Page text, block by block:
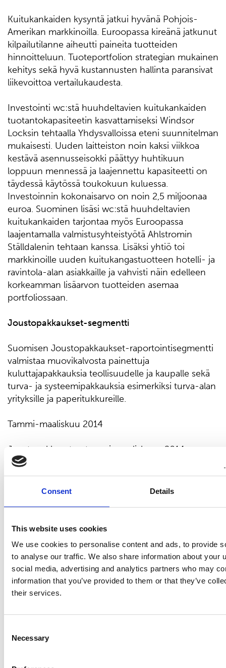
Consent Details
This website uses cookies
We use cookies to personalise content and ads, to provide
to analyse our traffic. We also share information about your
social media, advertising and analytics partners who may
information that you’ve provided to them or that they’ve
their services.
Selection
Necessary
Kuitukankaiden kysyntä jatkui hyvänä Pohjois-
Amerikan markkinoilla. Euroopassa kireänä jatkunut
kilpailutilanne aiheutti paineita tuotteiden
hinnoitteluun. Tuoteportfolion strategian mukainen
kehitys sekä hyvä kustannusten hallinta paransivat
liikevoittoa vertailukaudesta.
Investointi wc:stä huuhdeltavien kuitukankaiden
tuotantokapasiteetin kasvattamiseksi Windsor
Locksin tehtaalla Yhdysvalloissa eteni suunnitelman
mukaisesti. Uuden laitteiston noin kaksi viikkoa
kestävä asennusseisokki päättyy huhtikuun
loppuun mennessä ja laajennettu kapasiteetti on
täydessä käytössä toukokuun kuluessa.
Investoinnin kokonaisarvo on noin 2,5 miljoonaa
euroa. Suominen lisäsi wc:stä huuhdeltavien
kuitukankaiden tarjontaa myös Euroopassa
laajentamalla valmistusyhteistyötä Ahlstromin
Ställdalenin tehtaan kanssa. Lisäksi yhtiö toi
markkinoille uuden kuitukangastuotteen hotelli- ja
ravintola-alan asiakkaille ja vahvisti näin edelleen
korkeamman lisäarvon tuotteiden asemaa
portfoliossaan.
Joustopakkaukset-segmentti
Suomisen Joustopakkaukset-raportointisegmentti
valmistaa muovikalvosta painettuja
kuluttajapakkauksia teollisuudelle ja kaupalle sekä
turva- ja systeemipakkauksia esimerkiksi turva-alan
yrityksille ja paperitukkureille.
Tammi-maaliskuu 2014
Joustopakkausten tammi-maaliskuun 2014
liikevaihto oli 15,8 miljoonaa euroa (14,4), ja se
kasvoi 10 % vertailukaudesta. Segmentin osuus
koko konsernin liikevaihdosta oli 14 %. Hygienia- ja
systeemipakkausten osuus laski vertailukaudesta.
miljoonaan euroon (0,0). Katsauskaudella ei
raportoitu kertaluonteisia eriä.
Joustopakkaukset-segmentin liikevaihto parani
kehittyi erityisen hyvin Venäjällä. Hyvä
Vuodenvaihteessa toteutettujen tehostamistoimien
vuosineljänneksellä näkyneet segmentin